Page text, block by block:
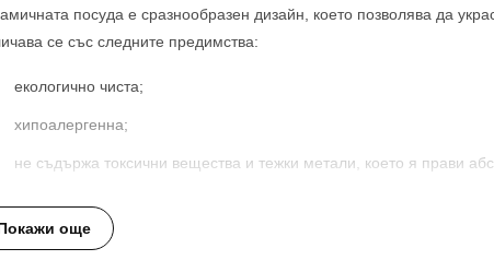
посуда е сразнообразен дизайн, което позволява да
се със следните предимства:
екологично чиста;
хипоалергенна;
не съдържа токсични вещества и тежки метали, което я прави
на влага към продуктите в нея. Ето защо, преди
- така тази течност постепенно ще премине към продуктите.
още